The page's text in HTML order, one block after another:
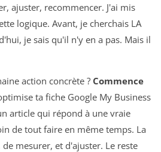
ajuster, recommencer. J'ai mis
logique. Avant, je cherchais LA
je sais qu'il n'y en a pas. Mais il
action concrète ? Commence
ta fiche Google My Business
article qui répond à une vraie
de tout faire en même temps. La
mesurer, et d'ajuster. Le reste